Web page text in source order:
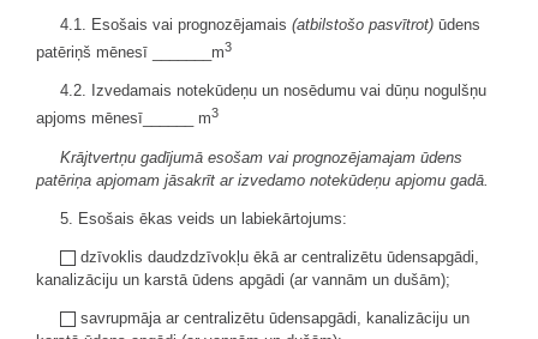
4.1. Esošais vai prognozējamais (atbilstošo pasvītrot) ūdens
patēriņš mēnesī _______m3
4.2. Izvedamais notekūdeņu un nosēdumu vai dūņu nogulšņu
apjoms mēnesī______ m3
Krājtvertņu gadījumā esošam vai prognozējamajam ūdens
patēriņa apjomam jāsakrīt ar izvedamo notekūdeņu apjomu gadā.
5. Esošais ēkas veids un labiekārtojums:
dzīvoklis daudzdzīvokļu ēkā ar centralizētu ūdensapgādi,
kanalizāciju un karstā ūdens apgādi (ar vannām un dušām);
savrupmāja ar centralizētu ūdensapgādi, kanalizāciju un